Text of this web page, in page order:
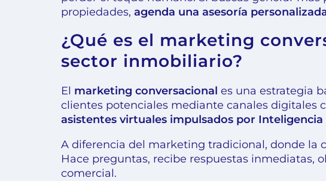
propiedades, agenda una asesoría
¿Qué es el marketing
sector inmobiliario?
El marketing conversacional es una estrategia
clientes potenciales mediante canales digitales
asistentes virtuales impulsados por
A diferencia del marketing tradicional, donde la
Hace preguntas, recibe respuestas inmediatas,
comercial.